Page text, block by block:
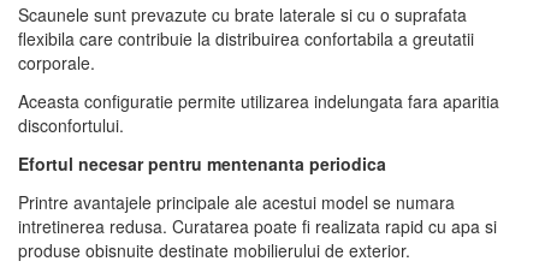
Scaunele sunt prevazute cu brate laterale si cu o suprafata
flexibila care contribuie la distribuirea confortabila a greutatii
corporale.
Aceasta configuratie permite utilizarea indelungata fara aparitia
disconfortului.
Efortul necesar pentru mentenanta periodica
Printre avantajele principale ale acestui model se numara
intretinerea redusa. Curatarea poate fi realizata rapid cu apa si
produse obisnuite destinate mobilierului de exterior.